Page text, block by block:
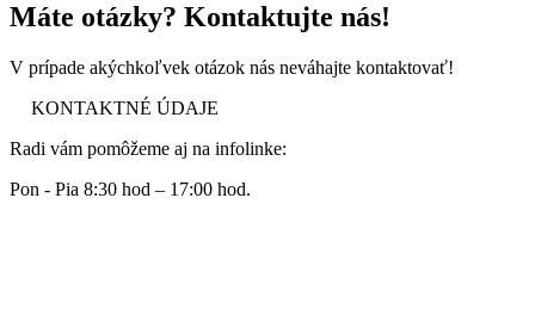
Máte otázky? Kontaktujte nás!
V prípade akýchkoľvek otázok nás neváhajte kontaktovať!
KONTAKTNÉ ÚDAJE
Radi vám pomôžeme aj na infolinke:
Pon - Pia 8:30 hod – 17:00 hod.